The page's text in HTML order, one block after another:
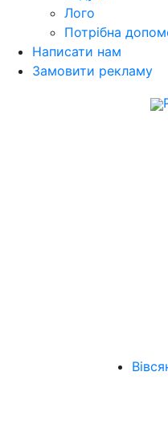
Лого
Потрібна
Написати нам
Замовити рекламу